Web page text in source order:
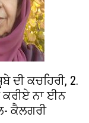
ਦੀ ਕਚਹਿਰੀ, 2.
ਕਰੀਏ ਨਾ ਈਨ
ਕੈਲਗਰੀ